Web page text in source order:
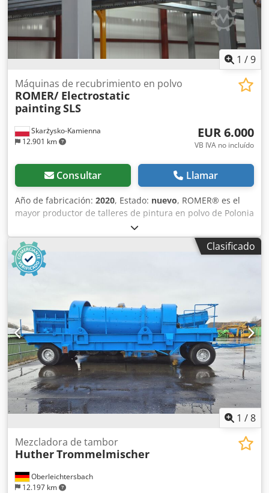
1 /9
Skarżysko-Kamienna
12.901 km
Máquinas de recubrimiento en polvo
ROMER/ Electrostatic
paintingSLS
EUR 6.000
VB IVA no incluído
Consultar Llamar
Año de fabricación: 2020, Estado: nuevo, ROMER® es el
mayor productor de talleres de pintura en polvo de Polonia
y uno de los más grandes de Europa. ROMER® tiene más
de 10,000 dispositivos fabricados que operan en más de
45 países de todo el mundo. ROMER® produce equipos
tecnológicos únicos para talleres de pintura en polvo, así
como talleres completos de pintura llave en mano
ROMER® proporciona soluciones de calefacción para las
industrias aeronáutica y automotriz para las mayores
preocupaciones del mundo.
Clasificado
1 /8
Oberleichtersbach
12.197 km
Mezcladora de tambor
HutherTrommelmischer